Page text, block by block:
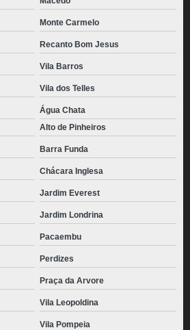
Monte Carmelo
Recanto Bom Jesus
Vila Barros
Vila dos Telles
Água Chata
Alto de Pinheiros
Barra Funda
Chácara Inglesa
Jardim Everest
Jardim Londrina
Pacaembu
Perdizes
Praça da Arvore
Vila Leopoldina
Vila Pompeia